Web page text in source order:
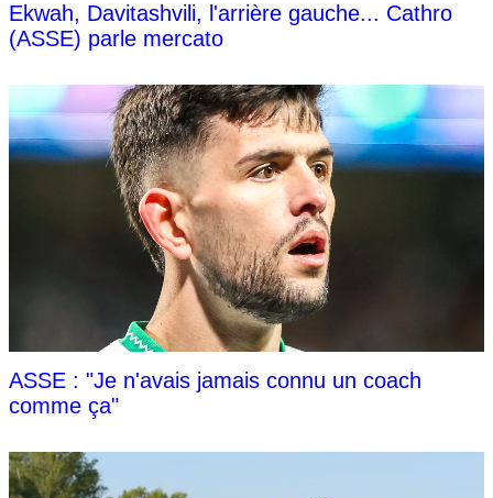
Ekwah, Davitashvili, l'arrière gauche... Cathro
(ASSE) parle mercato
ASSE : "Je n'avais jamais connu un coach
comme ça"